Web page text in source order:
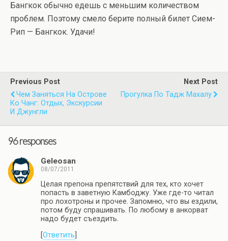
Бангкок обычно едешь с меньшим количеством
проблем. Поэтому смело берите полный билет Сием-
Рип — Бангкок. Удачи!
Previous Post
Чем Заняться На Острове
Ко Чанг: Отдых, Экскурсии
И Джунгли
Next Post
Прогулка По Тадж Махалу
96 responses
Geleosan
08/07/2011
Целая препона препятствий для тех, кто хочет
попасть в заветную Камбоджу. Уже где-то читал
про лохотроны и прочее. Запомню, что вы ездили,
потом буду спрашивать. По любому в анкорват
надо будет съездить.
Ответить